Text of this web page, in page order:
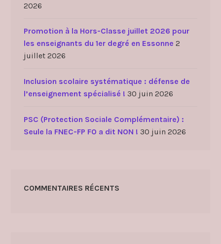
2026
Promotion à la Hors-Classe juillet 2026 pour
les enseignants du 1er degré en Essonne 2
juillet 2026
Inclusion scolaire systématique : défense de
l’enseignement spécialisé ! 30 juin 2026
PSC (Protection Sociale Complémentaire) :
Seule la FNEC-FP FO a dit NON ! 30 juin 2026
COMMENTAIRES RÉCENTS